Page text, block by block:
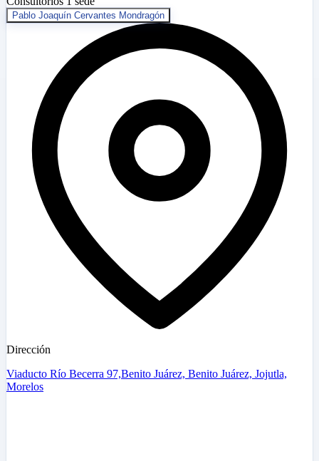
Pablo Joaquín Cervantes Mondragón
Dirección
Viaducto Río Becerra 97,Benito Juárez, Benito Juárez, Jojutla,
Morelos